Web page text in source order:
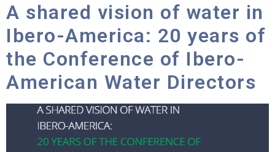
A shared vision of water in
Ibero-America: 20 years of
the Conference of Ibero-
American Water Directors